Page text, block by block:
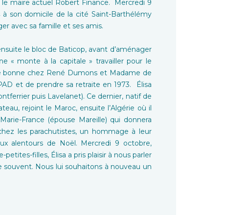
le maire actuel Robert Finance. Mercredi 9
à son domicile de la cité Saint-Barthélémy
avec sa famille et ses amis.
le bloc de Baticop, avant d’aménager
« monte à la capitale » travailler pour le
bonne chez René Dumons et Madame de
et de prendre sa retraite en 1973. Élisa
puis Lavelanet). Ce dernier, natif de
rejoint le Maroc, ensuite l’Algérie où il
France (épouse Mareille) qui donnera
les parachutistes, un hommage à leur
alentours de Noël. Mercredi 9 octobre,
filles, Élisa a pris plaisir à nous parler
souvent. Nous lui souhaitons à nouveau un